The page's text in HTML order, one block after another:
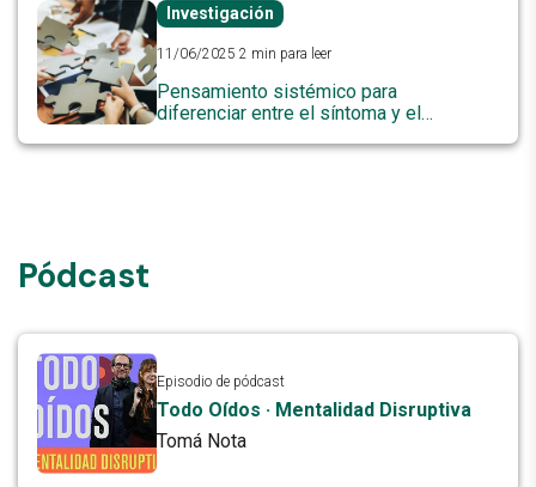
Investigación
11/06/2025 2 min para leer
Pensamiento sistémico para
diferenciar entre el síntoma y el
Pódcast
Episodio de pódcast
Todo Oídos · Mentalidad Disruptiva
Tomá Nota